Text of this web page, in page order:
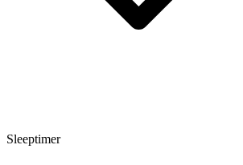
Sleeptimer